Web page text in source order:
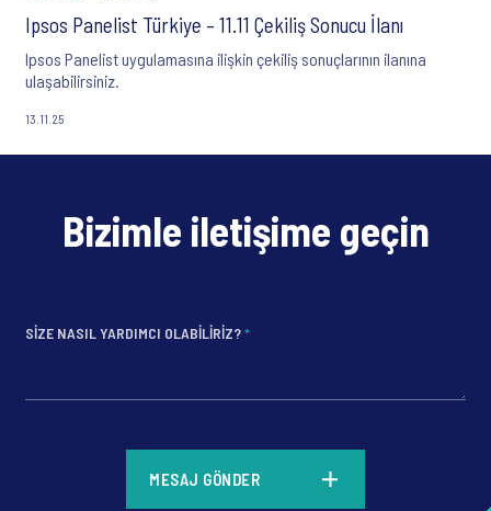
Ipsos Panelist Türkiye – 11.11 Çekiliş Sonucu İlanı
Ipsos Panelist uygulamasına ilişkin çekiliş sonuçlarının ilanına
ulaşabilirsiniz.
13.11.25
Bizimle iletişime geçin
SIZE NASIL YARDIMCI OLABILIRIZ?*
MESAJ GÖNDER